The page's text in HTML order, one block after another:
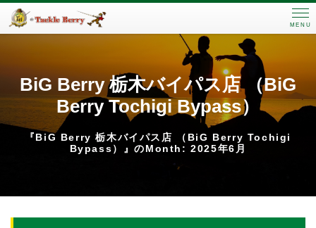
MENU
BiG Berry 栃木バイパス店 （BiG
Berry Tochigi Bypass）
『BiG Berry 栃木バイパス店 （BiG Berry Tochigi
Bypass）』のMonth: 2025年6月